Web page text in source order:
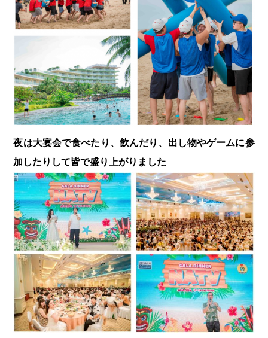
夜は大宴会で食べたり、飲んだり、出し物やゲームに参
加したりして皆で盛り上がりました